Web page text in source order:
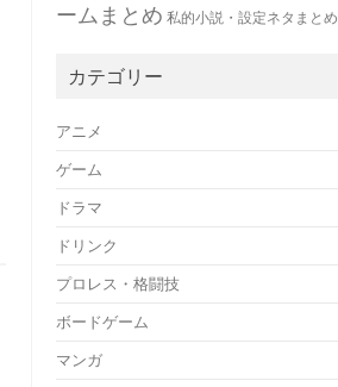
ームまとめ 私的小説・設定ネタまとめ
カテゴリー
アニメ
ゲーム
ドラマ
ドリンク
プロレス・格闘技
ボードゲーム
マンガ